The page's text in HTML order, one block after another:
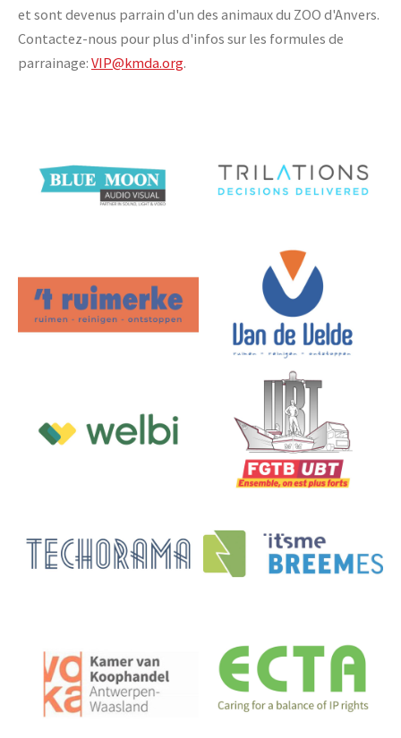
et sont devenus parrain d'un des animaux du ZOO d'Anvers.
Contactez-nous pour plus d'infos sur les formules de
parrainage: VIP@kmda.org.